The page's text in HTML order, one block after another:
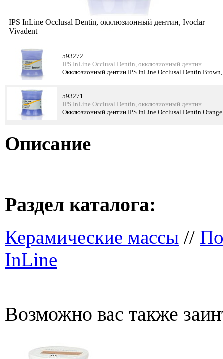
IPS InLine Occlusal Dentin, окклюзионный дентин, Ivoclar
Vivadent
593272
IPS InLine Occlusal Dentin, окклюзионный дентин
Окклюзионный дентин IPS InLine Occlusal Dentin
593271
IPS InLine Occlusal Dentin, окклюзионный дентин
Окклюзионный дентин IPS InLine Occlusal Dentin
Описание
Раздел каталога:
Керамические массы //
InLine
Возможно вас также